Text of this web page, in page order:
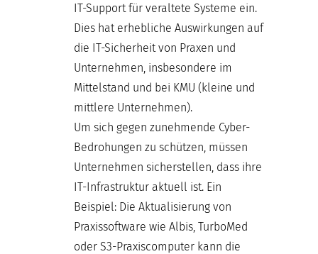
IT-Support für veraltete Systeme ein.
Dies hat erhebliche Auswirkungen auf
die IT-Sicherheit von Praxen und
Unternehmen, insbesondere im
Mittelstand und bei KMU (kleine und
mittlere Unternehmen).
Um sich gegen zunehmende Cyber-
Bedrohungen zu schützen, müssen
Unternehmen sicherstellen, dass ihre
IT-Infrastruktur aktuell ist. Ein
Beispiel: Die Aktualisierung von
Praxissoftware wie Albis, TurboMed
oder S3-Praxiscomputer kann die